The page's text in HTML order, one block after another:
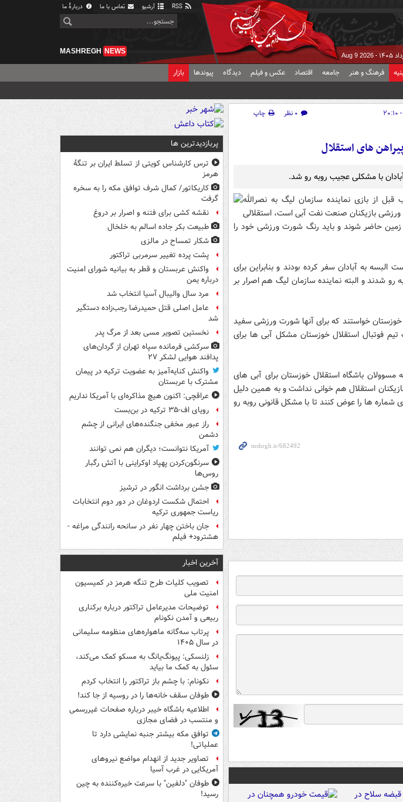
آرشیو تماس با ما دربارهٔ ما
Aug 9 2026
MASHREGH NEWS
فرهنگ و هنر جامعه اقتصاد عکس و فیلم دیدگاه پیوندها بازار
۰ نظر
چاپ
های استقلال
با مشکلی عجیب روبه رو شد.
از بازی نماینده سازمان لیگ به نصرالله
ورزشی بازیکنان صنعت نفت آبی است، استقلالی
حاضر شوند و باید رنگ شورت ورزشی خود را
به آبادان سفر کرده بودند و بنابراین برای
شدند و البته نماینده سازمان لیگ هم اصرار بر
خوزستان خواستند که برای آنها شورت ورزشی سفید
فوتبال استقلال خوزستان مشکل آبی ها برای
باشگاه استقلال خوزستان برای آبی های
استقلال هم خوانی نداشت و به همین دلیل
ها را عوض کنند تا با مشکل قانونی روبه رو
پربازدیدترین ها
ترس کارشناس کویتی از تسلط ایران بر تنگۀ
هرمز
کاریکاتور/ کمال شرف توافق مکه را به سخره
گرفت
نقشه کشی برای فتنه و اصرار بر دروغ
طبیعت بکر جاده اسالم به خلخال
شکار تمساح در مالزی
پشت پرده تغییر سرمربی تراکتور
واکنش عربستان و قطر به بیانیه شورای امنیت
درباره یمن
مرد سال والیبال آسیا انتخاب شد
عامل اصلی قتل حمیدرضا رجب‌زاده دستگیر
شد
نخستین تصویر مسی بعد از مرگ پدر
سرکشی فرمانده سپاه تهران از گردان‌های
پدافند هوایی لشکر ۲۷
واکنش کنایه‌آمیز به عضویت ترکیه در پیمان
مشترک با عربستان
عراقچی: اکنون هیچ مذاکره‌ای با آمریکا نداریم
رویای اف-۳۵ ترکیه در بن‌بست
راز عبور مخفی جنگنده‌های ایرانی از چشم
دشمن
آمریکا نتوانست؛ دیگران هم نمی توانند
سرنگون‌کردن پهپاد اوکراینی با آتش رگبار
روس‌ها
جشن برداشت انگور در ترشیز
احتمال شکست اردوغان در دور دوم انتخابات
ریاست جمهوری ترکیه
جان باختن چهار نفر در سانحه رانندگی مراغه -
هشترود+ فیلم
آخرین اخبار
تصویب کلیات طرح تنگه هرمز در کمیسیون
امنیت ملی
توضیحات مدیرعامل تراکتور درباره برکناری
ربیعی و آمدن نکونام
پرتاب سه‌گانه ماهواره‌های منظومه سلیمانی
در سال ۱۴۰۵
زلنسکی: پیونگ‌یانگ به مسکو کمک می‌کند،
سئول به کمک ما بیاید
نکونام: با چشم باز تراکتور را انتخاب کردم
طوفان سقف خانه‌ها را در روسیه از جا ‌کند!
اطلاعیه باشگاه خیبر درباره صفحات غیررسمی
و منتسب در فضای مجازی
توافق مکه بیشتر جنبه نمایشی دارد تا
عملیاتی!
تصاویر جدید از انهدام مواضع نیروهای
آمریکایی در غرب آسیا
طوفان "دلفین" با سرعت خیره‌کننده به چین
رسید!